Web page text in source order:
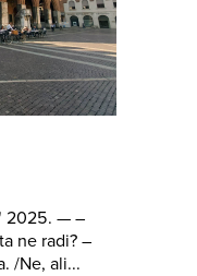
2025. — –
ne radi? –
/Ne, ali...